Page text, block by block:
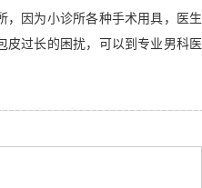
因为小诊所各种手术用具，医生
皮过长的困扰，可以到专业男科医